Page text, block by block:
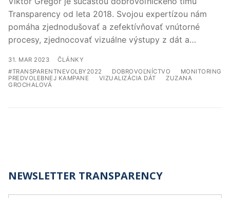
Transparency od leta 2018. Svojou expertízou nám
pomáha zjednodušovať a zefektívňovať vnútorné
procesy, zjednocovať vizuálne výstupy z dát a…
ČLÁNKY
#TRANSPARENTNEVOLBY2022
DOBROVOĽNÍCTVO
MONITORING
PREDVOLEBNEJ KAMPANE
VIZUALIZÁCIA DÁT
ZUZANA
GROCHALOVÁ